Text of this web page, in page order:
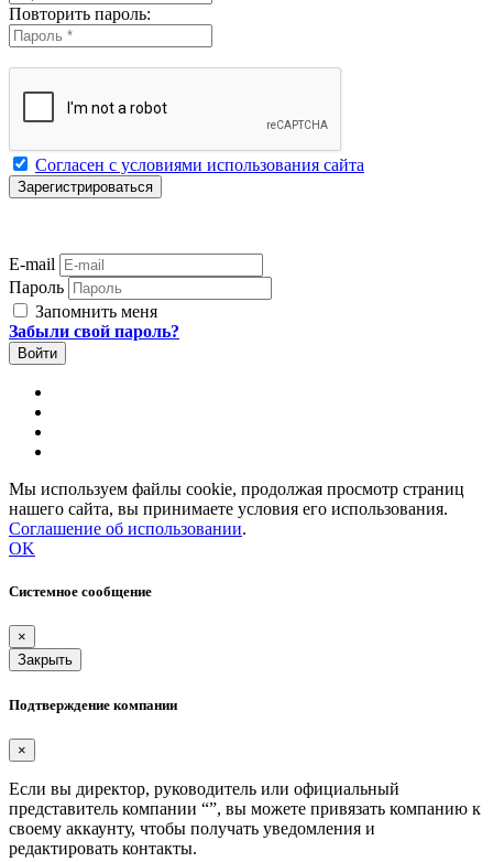
Повторить пароль:
Согласен с условиями использования сайта
E-mail
Пароль
Запомнить меня
Забыли свой пароль?
Мы используем файлы cookie, продолжая просмотр страниц
нашего сайта, вы принимаете условия его использования.
Соглашение об использовании.
OK
Системное сообщение
×
Закрыть
Подтверждение компании
×
Если вы директор, руководитель или официальный
представитель компании “”, вы можете привязать компанию к
своему аккаунту, чтобы получать уведомления и
редактировать контакты.